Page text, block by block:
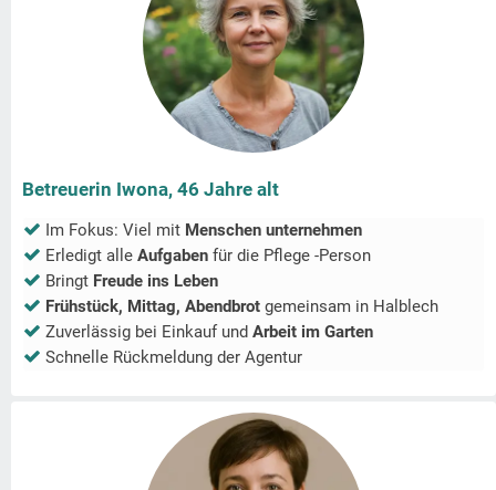
Betreuerin Iwona, 46 Jahre alt
Im Fokus: Viel mit Menschen unternehmen
Erledigt alle Aufgaben für die Pflege -Person
Bringt Freude ins Leben
Frühstück, Mittag, Abendbrot gemeinsam in Halblech
Zuverlässig bei Einkauf und Arbeit im Garten
Schnelle Rückmeldung der Agentur